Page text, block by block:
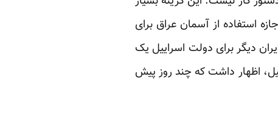
استفاده از آسمان عراق برای
دیگر برای دولت اسراییل یک
اظهار داشت که چند روز پیش